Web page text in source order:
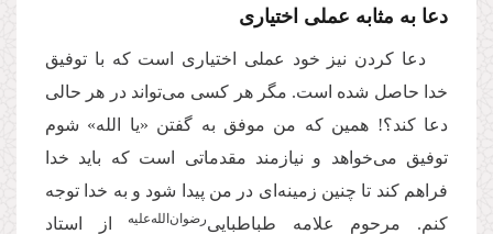
دعا به مثابه عملی اختیاری
دعا کردن نیز خود عملی اختیاری است که با توفیق
خدا حاصل شده است. مگر هر کسی می‌تواند در هر حالی
دعا کند؟! همین که من موفق به گفتن «یا الله» شوم
توفیق می‌خواهد و نیازمند مقدماتی است که باید خدا
فراهم کند تا چنین زمینه‌ای در من پیدا شود و به خدا توجه
کنم. مرحوم علامه طباطبایی‌رضوان‌الله‌علیه
از استاد